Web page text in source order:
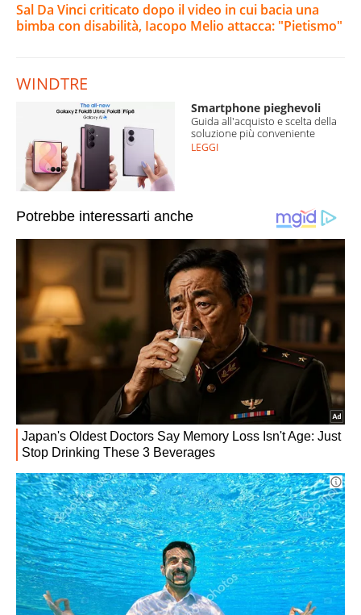
Sal Da Vinci criticato dopo il video in cui bacia una
bimba con disabilità, Iacopo Melio attacca: "Pietismo"
WINDTRE
Smartphone pieghevoli
Guida all'acquisto e scelta della
soluzione più conveniente
LEGGI